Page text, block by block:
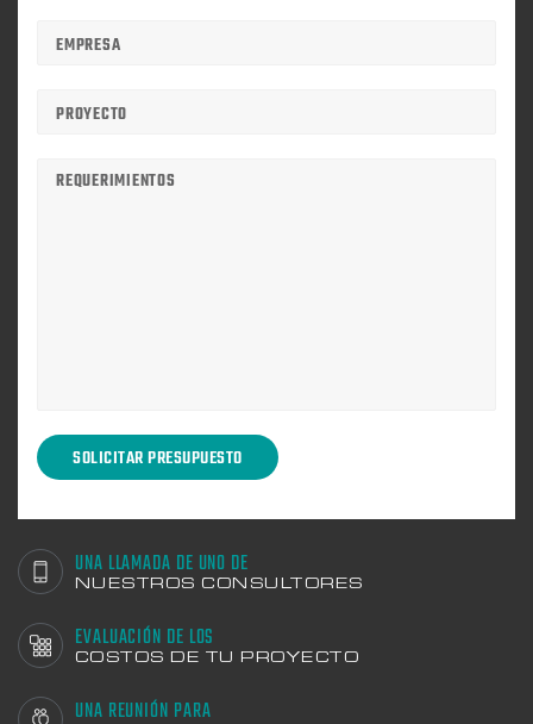
UNA LLAMADA DE UNO DE
NUESTROS CONSULTORES
EVALUACIÓN DE LOS
COSTOS DE TU PROYECTO
UNA REUNIÓN PARA